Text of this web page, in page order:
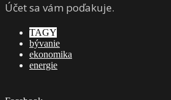
Účet sa vám poďakuje.
TAGY
bývanie
ekonomika
energie